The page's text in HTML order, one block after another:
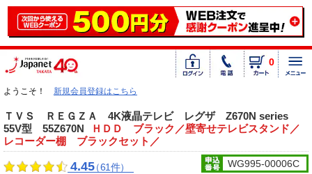
0
ようこそ！ 新規会員登録はこちら
ＴＶＳ ＲＥＧＺＡ 4K液晶テレビ レグザ Z670N series
55V型 55Z670N
ＨＤＤ ブラック／壁寄せテレビスタンド／
レコーダー棚 ブラックセット／
4.45（61件） WG995-00006C